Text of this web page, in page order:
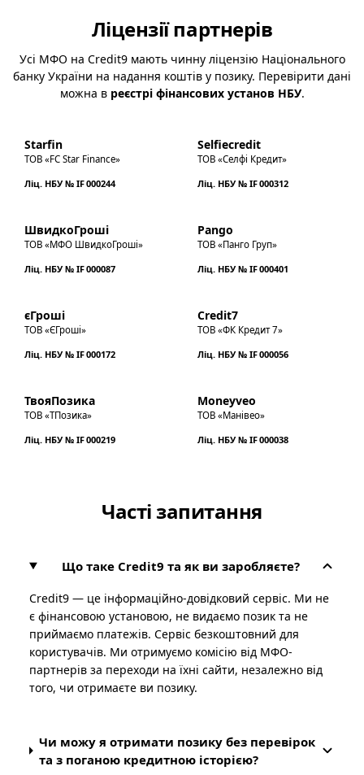
Ліцензії партнерів
Усі МФО на Credit9 мають чинну ліцензію Національного
банку України на надання коштів у позику. Перевірити дані
можна в реєстрі фінансових установ НБУ.
Starfin
ТОВ «FC Star Finance»
Ліц. НБУ № IF 000244
Selfiecredit
ТОВ «Селфі Кредит»
Ліц. НБУ № IF 000312
ШвидкоГроші
ТОВ «МФО ШвидкоГроші»
Ліц. НБУ № IF 000087
Pango
ТОВ «Панго Груп»
Ліц. НБУ № IF 000401
єГроші
ТОВ «ЄГроші»
Ліц. НБУ № IF 000172
Credit7
ТОВ «ФК Кредит 7»
Ліц. НБУ № IF 000056
ТвояПозика
ТОВ «ТПозика»
Ліц. НБУ № IF 000219
Moneyveo
ТОВ «Манівео»
Ліц. НБУ № IF 000038
Часті запитання
Що таке Credit9 та як ви заробляєте?
Credit9 — це інформаційно-довідковий сервіс. Ми не
є фінансовою установою, не видаємо позик та не
приймаємо платежів. Сервіс безкоштовний для
користувачів. Ми отримуємо комісію від МФО-
партнерів за переходи на їхні сайти, незалежно від
того, чи отримаєте ви позику.
Чи можу я отримати позику без перевірок
та з поганою кредитною історією?